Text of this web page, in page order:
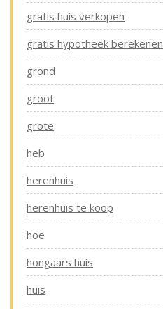
gratis huis verkopen
gratis hypotheek berekenen
grond
groot
grote
heb
herenhuis
herenhuis te koop
hoe
hongaars huis
huis